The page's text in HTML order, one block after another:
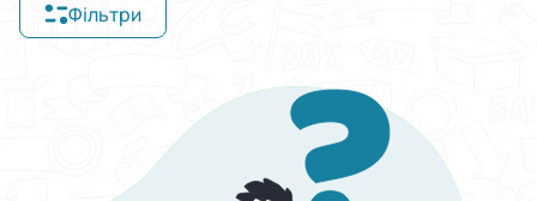
Фільтри
Виберіть групу категорій